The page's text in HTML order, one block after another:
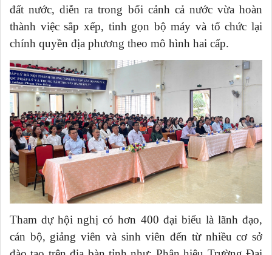
đất nước, diễn ra trong bối cảnh cả nước vừa hoàn
thành việc sắp xếp, tinh gọn bộ máy và tổ chức lại
chính quyền địa phương theo mô hình hai cấp.
Tham dự hội nghị có hơn 400 đại biểu là lãnh đạo,
cán bộ, giảng viên và sinh viên đến từ nhiều cơ sở